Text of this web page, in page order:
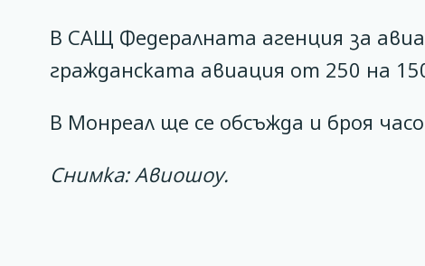
В САЩ Федералната агенция за
гражданската авиация от 250 на
В Монреал ще се обсъжда и броя
Снимка: Авиошоу.